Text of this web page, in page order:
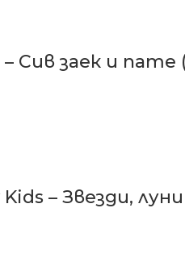
Сив заек и пате
– Звезди,